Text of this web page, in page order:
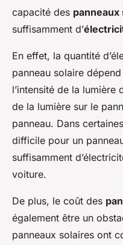
capacité des panneaux
suffisamment d’
En effet, la quantité
panneau solaire
l’intensité de la lumière
de la lumière sur le
panneau. Dans
difficile pour un
suffisamment
voiture.
De plus, le coût des
également être un
panneaux solaires ont